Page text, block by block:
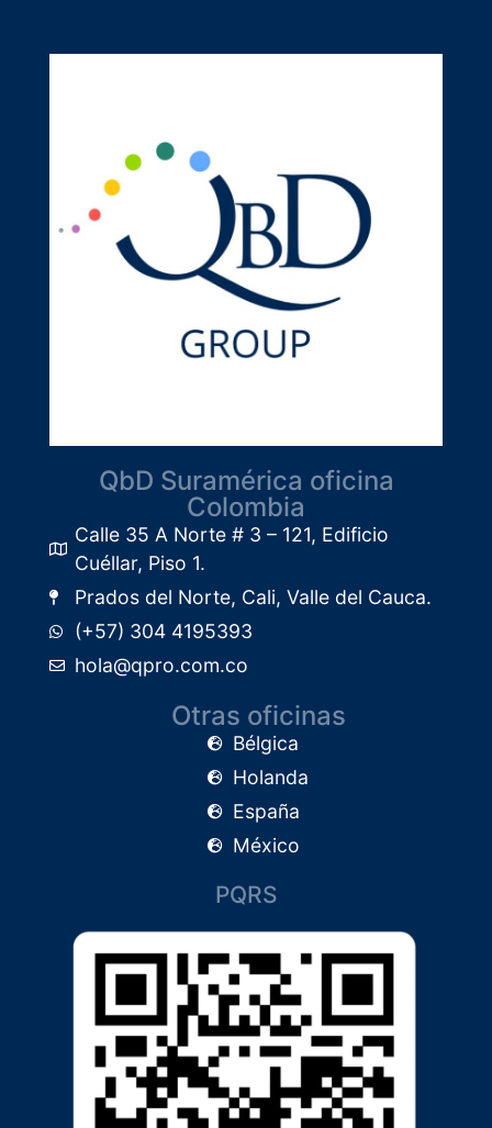
QbD Suramérica oficina
Colombia
Calle 35 A Norte # 3 – 121, Edificio
Cuéllar, Piso 1.​
Prados del Norte, Cali, Valle del Cauca.
(+57) 304 4195393
hola@qpro.com.co
Otras oficinas
Bélgica
Holanda
España
México
PQRS